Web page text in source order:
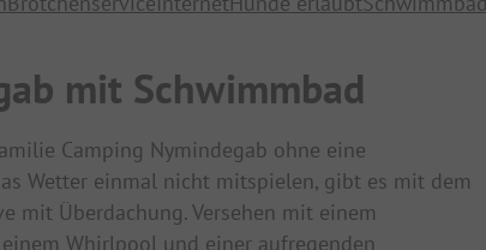
mit Schwimmbad
Camping Nymindegab ohne eine
Wetter einmal nicht mitspielen, gibt es mit dem
mit Überdachung. Versehen mit einem
Whirlpool und einer aufregenden